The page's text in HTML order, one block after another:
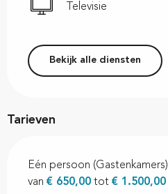
Televisie
Bekijk alle diensten
Tarieven
Eén persoon (Gastenkamers)
van € 650,00 tot € 1.500,00